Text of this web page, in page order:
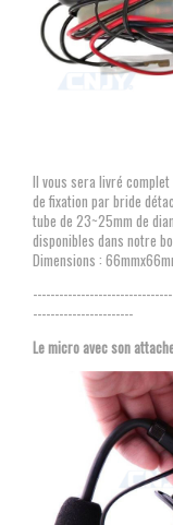
Il vous sera livré
de fixation par bride
tube de 23~25mm de
disponibles dans notre
Dimensions :
-----------------------
Le micro avec son